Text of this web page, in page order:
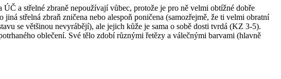
a střelné zbraně nepoužívají vůbec, protože je pro ně velmi obtížné dobře
střelná zbraň zničena nebo alespoň poničena (samozřejmě, že ti velmi obratní
se většinou nevyrábějí), ale jejich kůže je sama o sobě dosti tvrdá (KZ 3-5).
oblečení. Své tělo zdobí různými řetězy a válečnými barvami (hlavně